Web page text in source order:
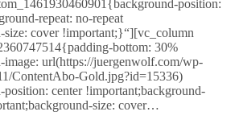
position:
repeat: no-repeat
size: cover !important;}“][vc_column
bottom: 30%
image: url(https://juergenwolf.com/wp-
ContentAbo-Gold.jpg?id=15336)
center !important;background-
size: cover…